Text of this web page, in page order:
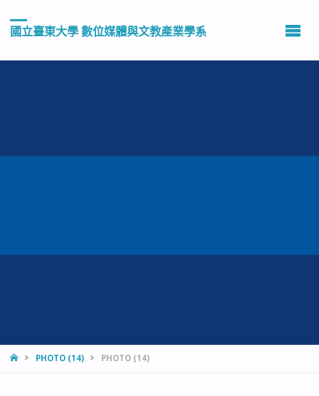
國立臺東大學 數位媒體與文教產業學系
HOMEPHOTO (14) PHOTO (14)